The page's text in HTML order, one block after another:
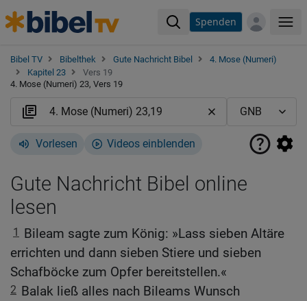
Spenden
Bibel TV Bibelthek Gute Nachricht Bibel
4. Mose (Numeri)
Kapitel 23
Vers 19
4. Mose (Numeri) 23, Vers 19
Vorlesen Videos einblenden
Gute Nachricht Bibel online
lesen
1 Bileam sagte zum König: »Lass sieben Altäre
errichten und dann sieben Stiere und sieben
Schafböcke zum Opfer bereitstellen.«
2 Balak ließ alles nach Bileams Wunsch